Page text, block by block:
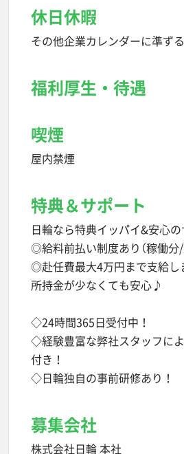
休日休暇
その他企業カレンダーに準ずる
福利厚生・待遇
喫煙
屋内禁煙
特典＆サポート
日輪なら特典イッパイ&安心の
◎給料前払い制度あり（稼働分/
◎赴任費最大4万円まで支給し
所持金が少なくても安心♪
◇24時間365日受付中！
◇経験豊富な弊社スタッフに
付き！
◇日輪独自の事前研修あり！
募集会社
株式会社日輪 本社